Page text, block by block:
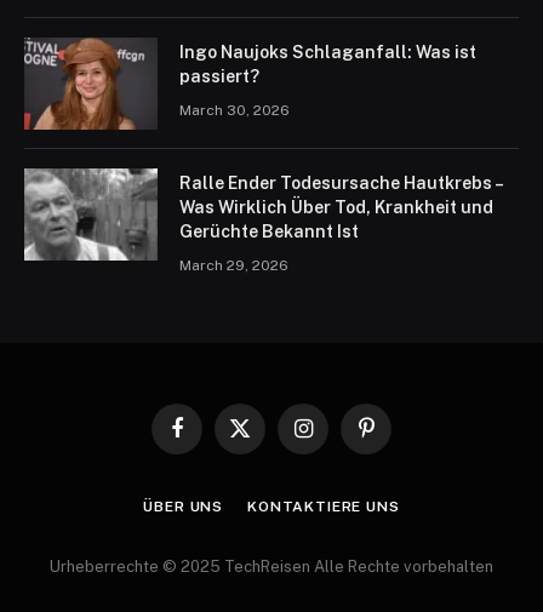
Ingo Naujoks Schlaganfall: Was ist
passiert?
March 30, 2026
Ralle Ender Todesursache Hautkrebs –
Was Wirklich Über Tod, Krankheit und
Gerüchte Bekannt Ist
March 29, 2026
Facebook
X
InstagramPinterest
ÜBER UNS KONTAKTIERE UNS
Urheberrechte © 2025 TechReisen Alle Rechte vorbehalten